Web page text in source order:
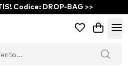
Codice: DROP-BAG >>